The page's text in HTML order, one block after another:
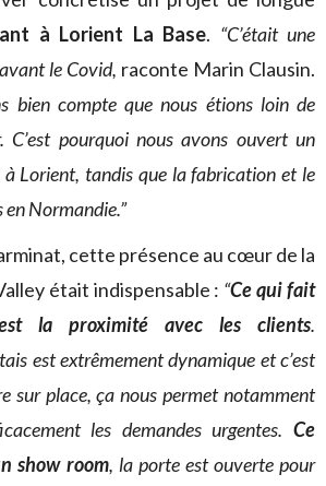
à Lorient La Base. “C’était une
le Covid, raconte Marin Clausin.
bien compte que nous étions loin de
C’est pourquoi nous avons ouvert un
Lorient, tandis que la fabrication et le
en Normandie.”
cette présence au cœur de la
était indispensable : “Ce qui fait
la proximité avec les clients.
est extrêmement dynamique et c’est
sur place, ça nous permet notamment
les demandes urgentes. Ce
show room, la porte est ouverte pour